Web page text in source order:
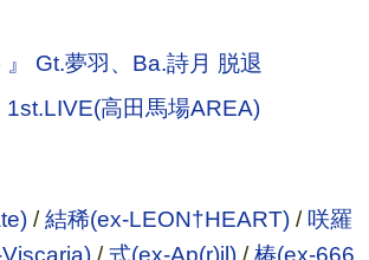
』 Gt.夢羽、Ba.詩月 脱退
1st.LIVE(高田馬場AREA)
/結稀(ex-LEON†HEART)/ 咲羅
/式(ex-Ap(r)il)/椿(ex-666